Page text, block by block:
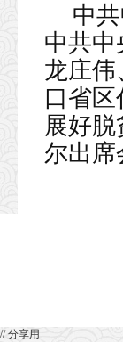
中
中共中
龙庄伟
口省
展好
尔出席
// 分享用